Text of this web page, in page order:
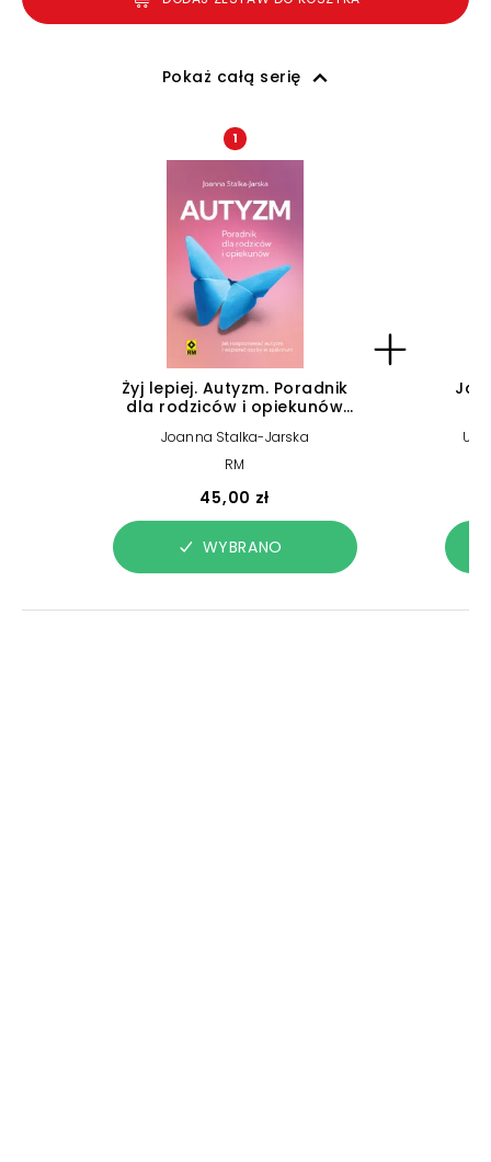
Pokaż całą serię
1
Żyj lepiej. Autyzm. Poradnik
dla rodziców i opiekunów
Joanna Stalka-Jarska
RM
45,00 zł
WYBRANO
Jak